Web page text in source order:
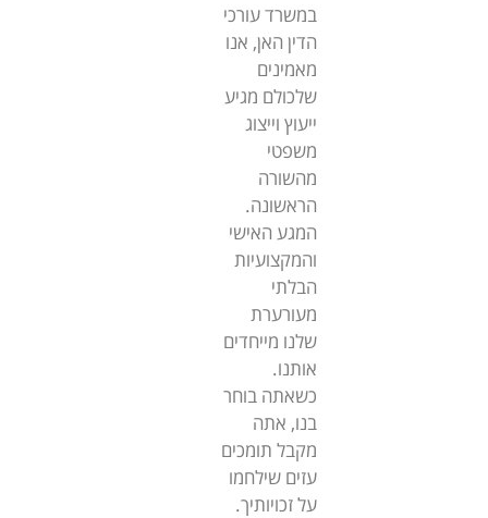
במשרד עורכי
הדין האן, אנו
מאמינים
שלכולם מגיע
ייעוץ וייצוג
משפטי
מהשורה
הראשונה.
המגע האישי
והמקצועיות
הבלתי
מעורערת
שלנו מייחדים
אותנו.
כשאתה בוחר
בנו, אתה
מקבל תומכים
עזים שילחמו
על זכויותיך.